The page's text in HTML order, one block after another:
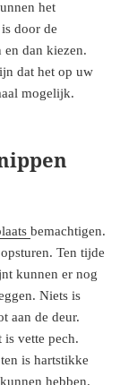
het
door de
en dan kiezen.
dat het op uw
mogelijk.
bemachtigen.
Ten tijde
kunnen er nog
Niets is
aan de deur.
is vette pech.
is hartstikke
hebben.